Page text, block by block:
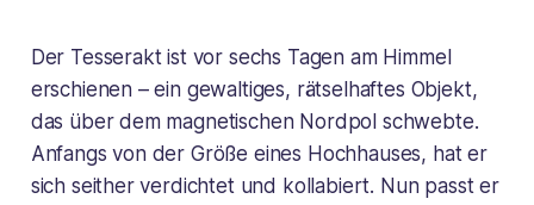
Der Tesserakt ist vor sechs Tagen am Himmel
erschienen – ein gewaltiges, rätselhaftes Objekt,
das über dem magnetischen Nordpol schwebte.
Anfangs von der Größe eines Hochhauses, hat er
sich seither verdichtet und kollabiert. Nun passt er